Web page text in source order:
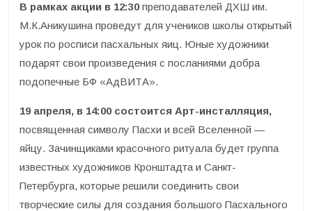
В рамках акции в 12:30преподавателей ДХШ им.
М.К.Аникушина проведут для учеников школы открытый
урок по росписи пасхальных яиц. Юные художники
подарят свои произведения с посланиями добра
подопечные БФ «АдВИТА».
19 апреля, в 14:00 состоится Арт-инсталляция,
посвященная символу Пасхи и всей Вселенной —
яйцу. Зачинщиками красочного ритуала будет группа
известных художников Кронштадта и Санкт-
Петербурга, которые решили соединить свои
творческие силы для создания большого Пасхального